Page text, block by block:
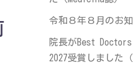
令和８年８月のお
院長がBest
2027受賞しました（